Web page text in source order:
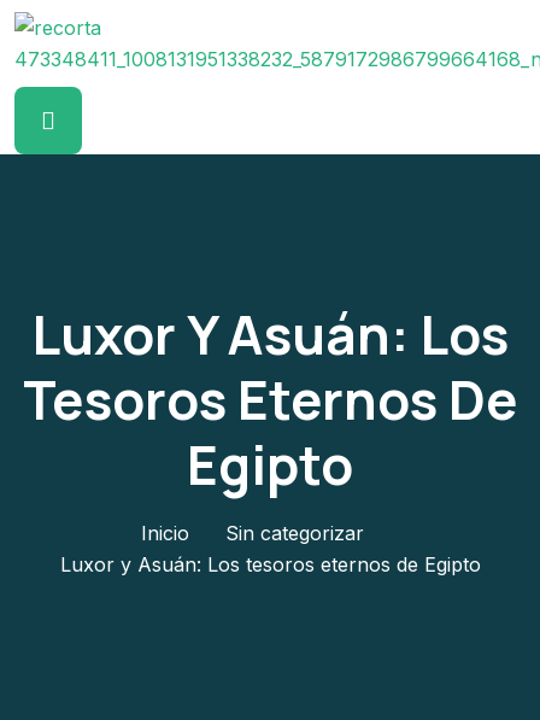
Luxor Y Asuán: Los
Tesoros Eternos De
Egipto
Inicio
Sin categorizar
Luxor y Asuán: Los tesoros eternos de Egipto